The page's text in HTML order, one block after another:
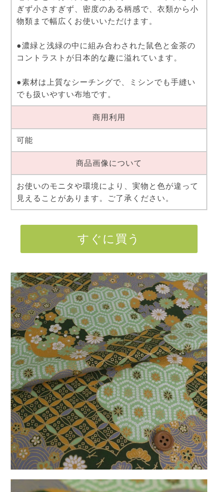
ぎず小さすぎず、密度のある柄感で、衣類から小
物類まで幅広くお使いいただけます。
●濃緑と浅緑の中に組み合わされた鼠色と金茶の
コントラストが日本的な趣に溢れています。
●素材は上質なシーチングで、ミシンでも手縫い
でも扱いやすい布地です。
商用利用
可能
商品画像について
お使いのモニタや環境により、実物と色が違って
見えることがあります。ご了承ください。
すぐに買う